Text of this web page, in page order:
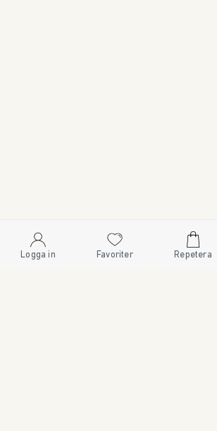
Logga in Favoriter Repetera